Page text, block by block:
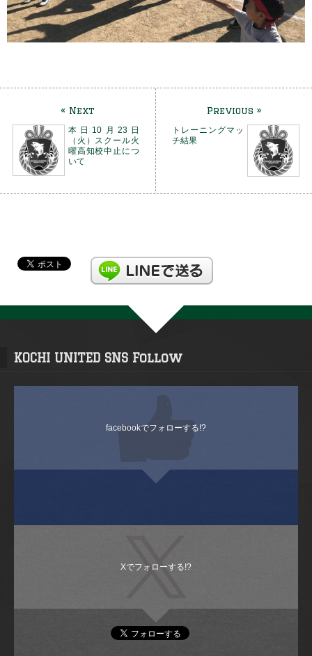
« Next
本日10月23日
（火）スクール火
曜高知校中止につ
いて
Previous »
トレーニングマッ
チ結果
KOCHI UNITED SNS Follow
facebookでフォローする!?
Xでフォローする!?